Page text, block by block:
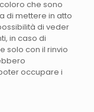
che sono
di mettere in atto
di veder
in caso di
solo con il rinvio
occupare i